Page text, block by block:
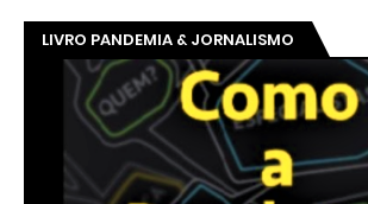
LIVRO PANDEMIA & JORNALISMO